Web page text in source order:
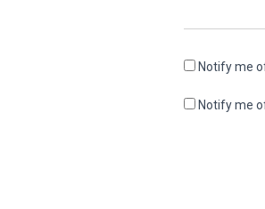
Notify me
Notify me